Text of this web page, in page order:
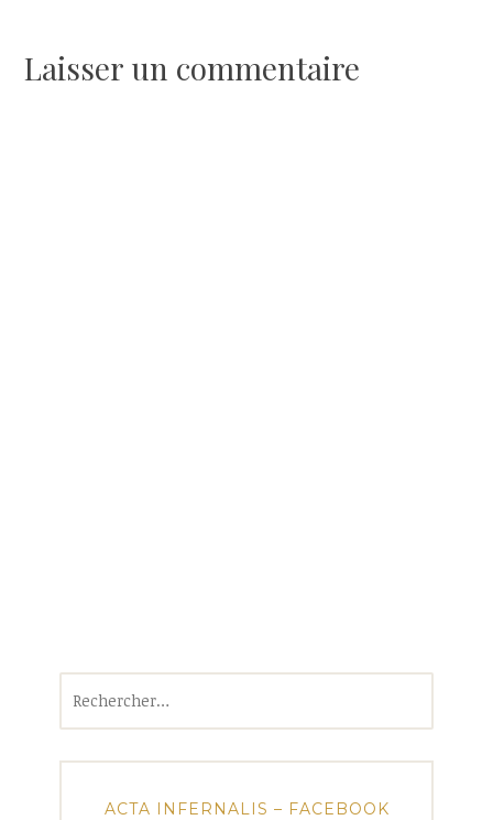
l’article
Laisser un commentaire
ACTA INFERNALIS – FACEBOOK